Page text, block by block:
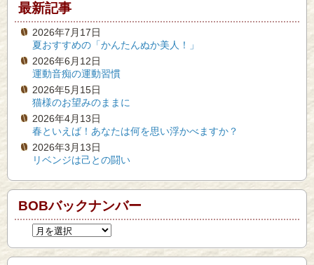
最新記事
2026年7月17日
夏おすすめの「かんたんぬか美人！」
2026年6月12日
運動音痴の運動習慣
2026年5月15日
猫様のお望みのままに
2026年4月13日
春といえば！あなたは何を思い浮かべますか？
2026年3月13日
リベンジは己との闘い
BOBバックナンバー